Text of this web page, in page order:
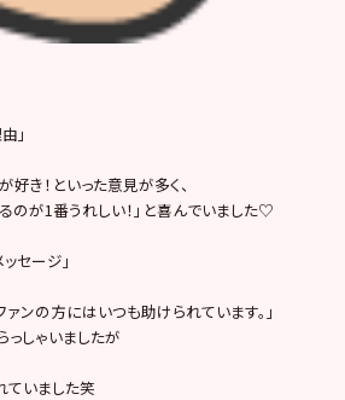
」
好き！といった意見が多く、
のが1番うれしい！」と喜んでいました♡
セージ」
ァンの方にはいつも助けられています。」
しゃいましたが
ていました笑